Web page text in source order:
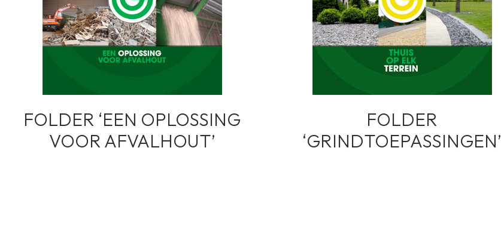
FOLDER ‘EEN OPLOSSING
VOOR AFVALHOUT’
FOLDER
‘GRINDTOEPASSINGEN’